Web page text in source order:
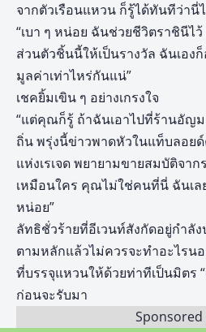
จากตัวเรือนแหวน ก็รู้ได้ทันทีว่านี่
“เบา ๆ หน่อย ฉันช่วยชีวิตราชินีไ
ส่วนตัวชิ้นนี้ให้เป็นรางวัล ฉันเอง
มูลค่าเท่าไหร่กันแน่”
เชคยิ้มเขิน ๆ อย่างเกรงใจ
“แต่คุณก็รู้ ถ้าฉันเอาไปที่ร้านอัญ
ถิ่น พรุ่งนี้ข่าวพาดหัวในแท็บลอยด์
แห่งเรเจด พยายามขายสมบัติจา
เหมือนใคร คุณไม่ใช่คนที่นี่ ฉันเ
หน่อย”
ลัทธิชั่วร้ายที่อีเวนท์สังกัดอยู่กำลั
ตามหลักแล้วไม่ควรจะทำอะไรน
ที่บรรจุแหวนให้ด้วยท่าทีเป็นมิตร “
ก่อนจะรับมา
Sponsored